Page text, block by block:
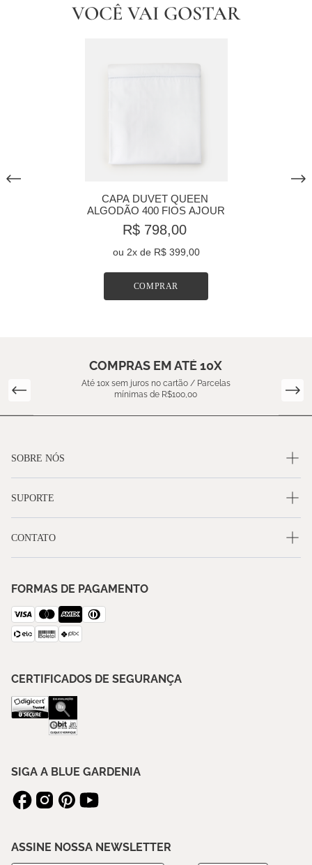
VOCÊ VAI GOSTAR
CAPA DUVET QUEEN
ALGODÃO 400 FIOS AJOUR
R$ 798,00
ou 2x de R$ 399,00
COMPRAR
COMPRAS EM ATÉ 10X
Até 10x sem juros no cartão / Parcelas
mínimas de R$100,00
SOBRE NÓS
SUPORTE
CONTATO
FORMAS DE PAGAMENTO
CERTIFICADOS DE SEGURANÇA
SIGA A BLUE GARDENIA
ASSINE NOSSA NEWSLETTER